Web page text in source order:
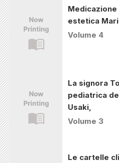
estetica
Volume 4
La signora
pediatrica
Usaki,
Volume 3
Le cartelle